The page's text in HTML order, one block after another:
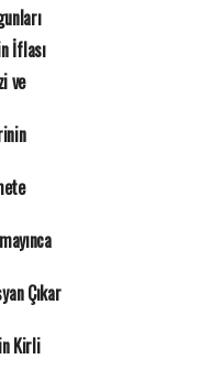
İflası
ve
Çıkar
Kirli